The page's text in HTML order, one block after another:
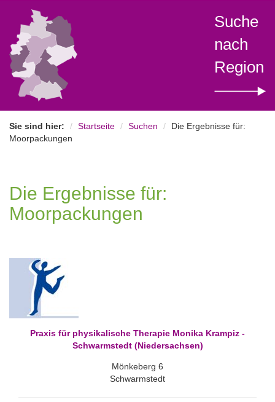
Suche
nach
Region
Sie sind hier: Startseite Suchen
Die Ergebnisse für:
Moorpackungen
Die Ergebnisse für:
Moorpackungen
Praxis für physikalische Therapie Monika Krampiz -
Schwarmstedt (Niedersachsen)
Mönkeberg 6
Schwarmstedt